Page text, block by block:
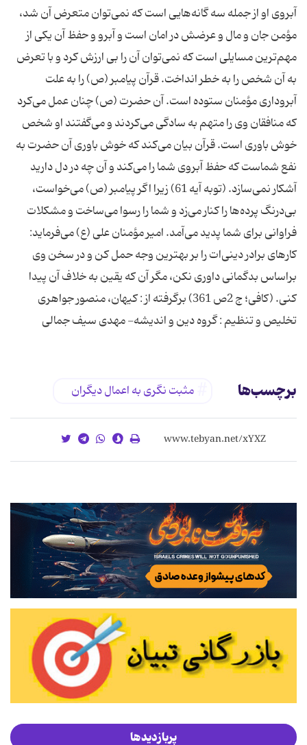
آبروی او از جمله سه گانه‌هایی است كه نمی‌توان متعرض آن شد،
مؤمن جان و مال و عرضش در امان است و آبرو و حفظ آن یكی از
مهم‌ترین مسایلی است كه نمی‌توان آن را بی ارزش كرد و با تعرض
به آن شخص را به خطر انداخت. قرآن پیامبر (ص) را به علت
آبروداری مؤمنان ستوده است. آن حضرت (ص) چنان عمل می‌كرد
كه منافقان وی را متهم به سادگی می‌كردند و می‌گفتند او شخص
خوش باوری است. قرآن بیان می‌كند كه خوش باوری آن حضرت به
نفع شماست كه حفظ آبروی شما را می‌كند و آن چه در دل دارید
آشكار نمی‌سازد. (توبه آیه 61) زیرا اگر پیامبر (ص) می‌‌خواست،
بی‌درنگ پرده‌ها را كنار می‌زد و شما را رسوا می‌ساخت و مشكلات
فراوانی برای شما پدید می‌آمد. امیر مؤمنان علی (ع) می‌فرماید:
كارهای برادر دینی‌ات را بر بهترین وجه حمل كن و در سخن وی
براساس بدگمانی داوری نكن، مگر آن كه یقین به خلاف آن پیدا
كنی. (كافی؛ ج 2ص 361) برگرفته از : کیهان، منصور جواهری
تخلیص و تنظیم : گروه دین و اندیشه- مهدی سیف جمالی
برچسب‌ها مثبت نگری به اعمال دیگران
پربازدیدها